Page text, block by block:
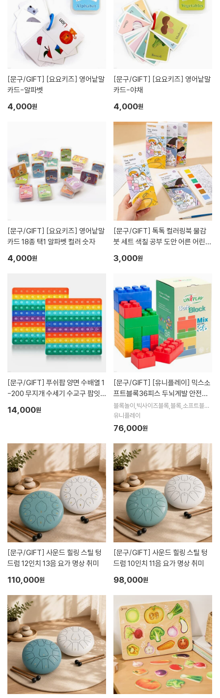
[문구/GIFT]
카드-알파벳
4,000원
[문구/GIFT]
카드-야채
4,000원
[문구/GIFT]
카드 18종 택1 알파벳 컬러 숫자
4,000원
[문구/GIFT]
붓 세트 색칠 공부 도안 어른 어린이
수채화 그림 그리기
3,000원
[문구/GIFT]
-200 무지개 수세기 수교구 팝잇
14,000원
[문구/GIFT]
프트블록36피스 두뇌계발 안전한
벽돌블록 창의력 발달
블록놀이,빅사이즈블록,블록,소프트블록,
푸딩블록,돌선물,백일선물,생일선물,크리
유니플레이
76,000원
[문구/GIFT]
드럼 12인치 13음 요가 명상 취미
110,000원
[문구/GIFT]
드럼 10인치 11음 요가 명상 취미
98,000원